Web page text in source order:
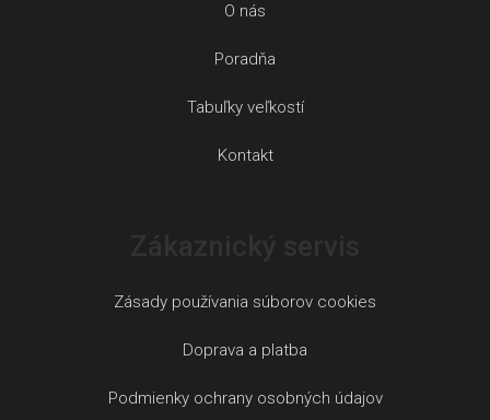
O nás
Poradňa
Tabuľky veľkostí
Kontakt
Zásady používania súborov cookies
Doprava a platba
Podmienky ochrany osobných údajov